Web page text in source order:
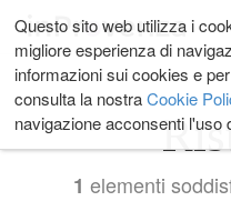
ai
contenuti.
|
Salta
alla
navigazione
Questo sito web utilizza i
migliore esperienza di
informazioni sui cookies e
consulta la nostraCookie
navigazione acconsenti l'uso
1 elementi